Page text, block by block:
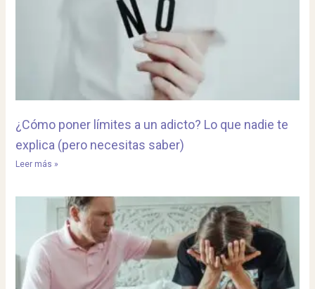
¿Cómo poner límites a un adicto? Lo que nadie te
explica (pero necesitas saber)
Leer más »